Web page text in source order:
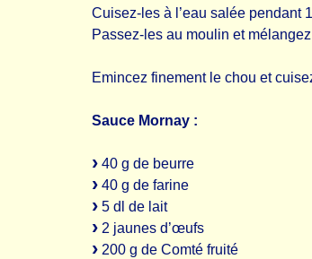
Cuisez-les à l’eau salée pendant
Passez-les au moulin et
Emincez finement le chou et
Sauce Mornay :
40 g de beurre
40 g de farine
5 dl de lait
2 jaunes d’œufs
200 g de Comté fruité